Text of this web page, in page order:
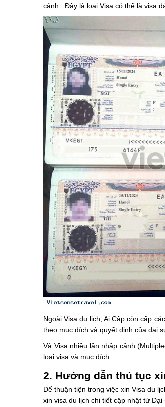
cảnh. Đây là loại Visa có thể là visa
Ngoài Visa du lịch, Ai Cập còn cấp
theo mục đích và quyết định của đại
Và Visa nhiều lần nhập cảnh
loại visa và mục đích.
2. Hướng dẫn thủ tục
Để thuận tiện trong việc xin Visa du
xin visa du lịch chi tiết cập nhật từ